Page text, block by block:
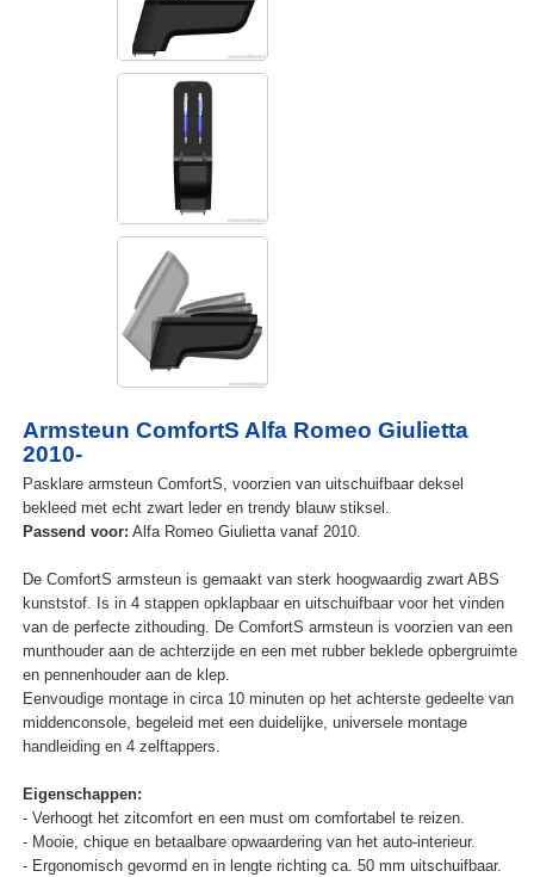
Armsteun ComfortS Alfa Romeo Giulietta
2010-
Pasklare armsteun ComfortS, voorzien van uitschuifbaar deksel
bekleed met echt zwart leder en trendy blauw stiksel.
Passend voor: Alfa Romeo Giulietta vanaf 2010.
De ComfortS armsteun is gemaakt van sterk hoogwaardig zwart ABS
kunststof. Is in 4 stappen opklapbaar en uitschuifbaar voor het vinden
van de perfecte zithouding. De ComfortS armsteun is voorzien van een
munthouder aan de achterzijde en een met rubber beklede opbergruimte
en pennenhouder aan de klep.
Eenvoudige montage in circa 10 minuten op het achterste gedeelte van
middenconsole, begeleid met een duidelijke, universele montage
handleiding en 4 zelftappers.
Eigenschappen:
- Verhoogt het zitcomfort en een must om comfortabel te reizen.
- Mooie, chique en betaalbare opwaardering van het auto-interieur.
- Ergonomisch gevormd en in lengte richting ca. 50 mm uitschuifbaar.